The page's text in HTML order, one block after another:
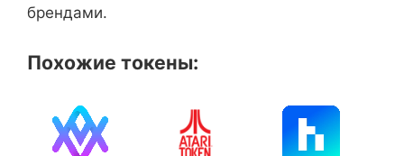
брендами.
Похожие токены: